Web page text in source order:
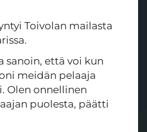
Toivolan mailasta
sanoin, että voi kun
meidän pelaaja
Olen onnellinen
puolesta, päätti